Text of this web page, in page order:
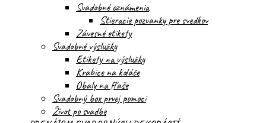
Svadobné oznámenia
Stieracie pozvanky pre svedkov
Závesné etikety
Svadobné výslužky
Etikety na výslužky
Krabice na koláče
Obaly na fľaše
Svadobný box prvej pomoci
Život po svadbe